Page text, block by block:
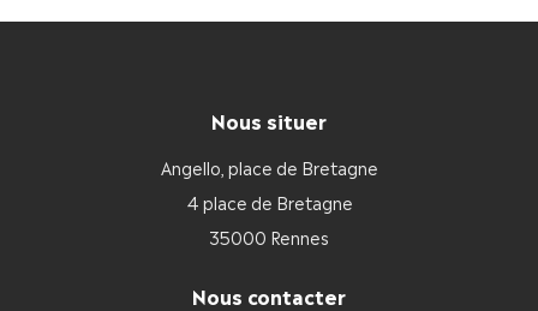
Nous situer
Angello, place de Bretagne
4 place de Bretagne
35000 Rennes
Nous contacter